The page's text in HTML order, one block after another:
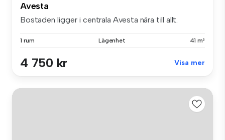
Avesta
Bostaden ligger i centrala Avesta nära till allt.
1 rum Lägenhet 41 m²
4 750 kr Visa mer